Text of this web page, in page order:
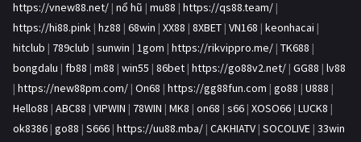
https://vnew88.net/ | nổ hũ | mu88 | https://qs88.team/ |
https://hi88.pink | hz88 | 68win | XX88 | 8XBET | VN168 | keonhacai |
hitclub | 789club | sunwin | 1gom | https://rikvippro.me/ | TK688 |
bongdalu | fb88 | m88 | win55 | 86bet | https://go88v2.net/ | GG88 | lv88
| https://new88pm.com/ | On68 | https://gg88fun.com | go88 | U888 |
Hello88 | ABC88 | VIPWIN | 78WIN | MK8 | on68 | s66 | XOSO66 | LUCK8 |
ok8386 | go88 | S666 | https://uu88.mba/ | CAKHIATV | SOCOLIVE | 33win